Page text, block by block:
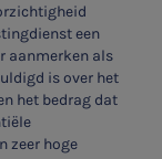
een
aanmerken als
is over het
het bedrag dat
zeer hoge